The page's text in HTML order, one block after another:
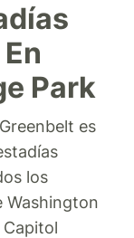
Park
es
los
Washington
Capitol